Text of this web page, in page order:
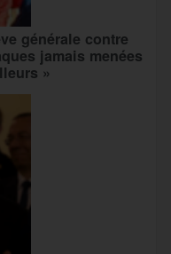
générale contre
jamais menées
»